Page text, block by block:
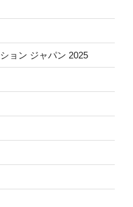
ョン ジャパン 2025